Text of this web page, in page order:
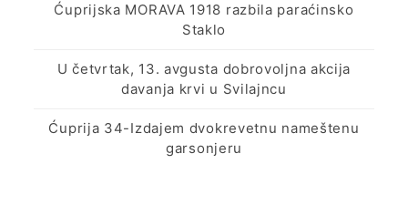
Ćuprijska MORAVA 1918 razbila paraćinsko
Staklo
U četvrtak, 13. avgusta dobrovoljna akcija
davanja krvi u Svilajncu
Ćuprija 34-Izdajem dvokrevetnu nameštenu
garsonjeru